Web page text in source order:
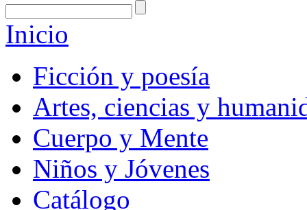
Inicio
Ficción y poesía
Artes, ciencias y
Cuerpo y Mente
Niños y Jóvenes
Catálogo